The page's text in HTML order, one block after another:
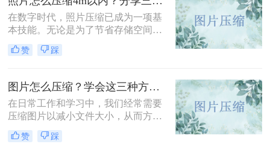
在数字时代，照片压缩已成为一项基
本技能。无论是为了节省存储空间，
还是为了加快网页加载速度，将照片
压缩到指定大小都是非常有必要的。
介绍三种常用的照片压缩方法。
赞 踩
图片怎么压缩？学会这三种方法轻松完成压缩！
在日常工作和学习中，我们经常需要
压缩图片以减小文件大小，从而方便
上传、分享或存储。那么图片怎么压
缩呢？本文将介绍三种常用的图片压
赞 踩